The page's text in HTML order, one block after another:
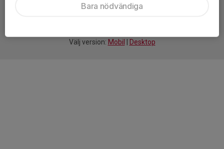
Välj version: Mobil Desktop
Bara nödvändiga